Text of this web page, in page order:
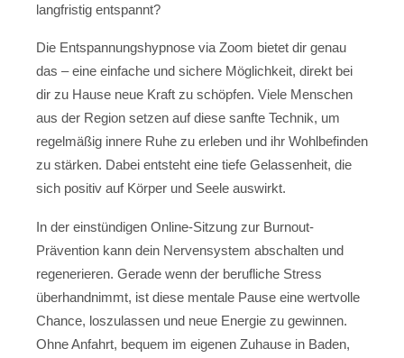
langfristig entspannt?
Die Entspannungshypnose via Zoom bietet dir genau
das – eine einfache und sichere Möglichkeit, direkt bei
dir zu Hause neue Kraft zu schöpfen. Viele Menschen
aus der Region setzen auf diese sanfte Technik, um
regelmäßig innere Ruhe zu erleben und ihr Wohlbefinden
zu stärken. Dabei entsteht eine tiefe Gelassenheit, die
sich positiv auf Körper und Seele auswirkt.
In der einstündigen Online-Sitzung zur Burnout-
Prävention kann dein Nervensystem abschalten und
regenerieren. Gerade wenn der berufliche Stress
überhandnimmt, ist diese mentale Pause eine wertvolle
Chance, loszulassen und neue Energie zu gewinnen.
Ohne Anfahrt, bequem im eigenen Zuhause in Baden,